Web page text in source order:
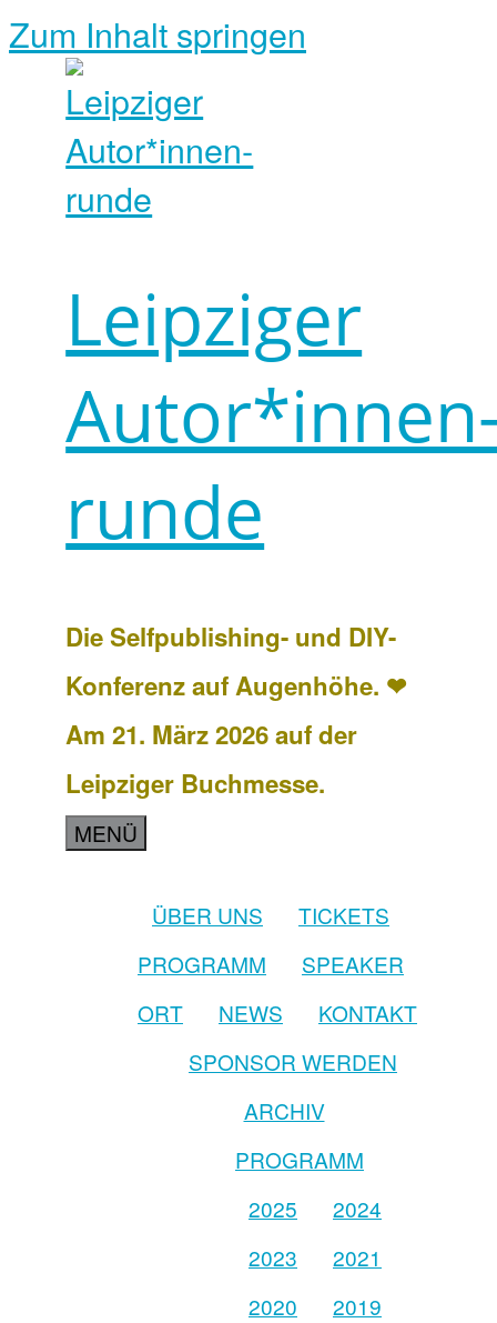
Zum Inhalt springen
Leipziger
runde
Die Selfpublishing- und DIY-
Konferenz auf Augenhöhe. ❤
Am 21. März 2026 auf der
Leipziger Buchmesse.
MENÜ
ÜBER UNS
TICKETS
PROGRAMM
SPEAKER
ORT
NEWS
KONTAKT
SPONSOR WERDEN
ARCHIV
PROGRAMM
2025
2024
2023
2021
2020
2019